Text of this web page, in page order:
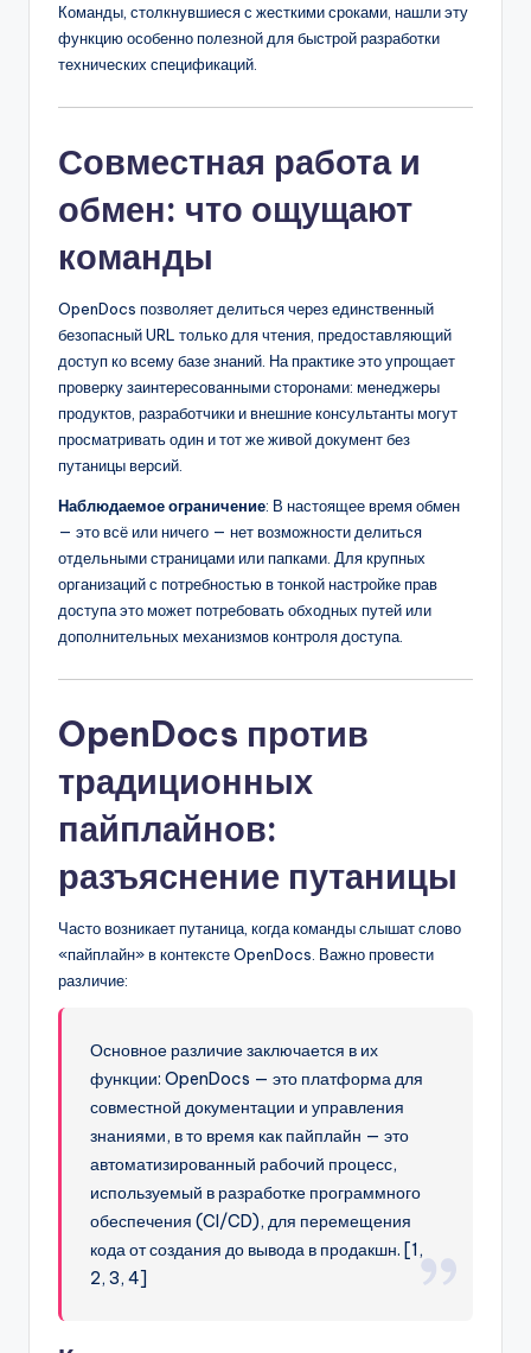
Команды, столкнувшиеся с жесткими сроками, нашли эту
функцию особенно полезной для быстрой разработки
технических спецификаций.
Совместная работа и
обмен: что ощущают
команды
OpenDocs позволяет делиться через единственный
безопасный URL только для чтения, предоставляющий
доступ ко всему базе знаний. На практике это упрощает
проверку заинтересованными сторонами: менеджеры
продуктов, разработчики и внешние консультанты могут
просматривать один и тот же живой документ без
путаницы версий.
Наблюдаемое ограничение: В настоящее время обмен
— это всё или ничего — нет возможности делиться
отдельными страницами или папками. Для крупных
организаций с потребностью в тонкой настройке прав
доступа это может потребовать обходных путей или
дополнительных механизмов контроля доступа.
OpenDocs против
традиционных
пайплайнов:
разъяснение путаницы
Часто возникает путаница, когда команды слышат слово
«пайплайн» в контексте OpenDocs. Важно провести
различие:
Основное различие заключается в их
функции: OpenDocs — это платформа для
совместной документации и управления
знаниями, в то время как пайплайн — это
автоматизированный рабочий процесс,
используемый в разработке программного
обеспечения (CI/CD), для перемещения
кода от создания до вывода в продакшн. [1,
2, 3, 4]